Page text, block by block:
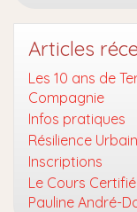
Articles
Les 10 ans de
Compagnie
Infos pratiques
Résilience
Inscriptions
Le Cours
Pauline André-